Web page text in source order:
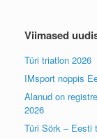
Viimased
Türi triatlon 2026
IMsport noppis
Alanud on
2026
Türi Sörk – Eesti